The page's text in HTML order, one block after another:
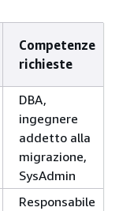
Competenze
richieste
DBA,
ingegnere
addetto alla
migrazione,
SysAdmin
Responsabile